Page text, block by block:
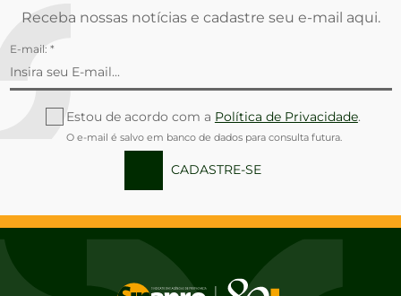
Receba nossas notícias e cadastre seu e-mail aqui.
E-mail: *
Estou de acordo com a Política de Privacidade.
O e-mail é salvo em banco de dados para consulta futura.
CADASTRE-SE